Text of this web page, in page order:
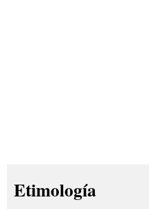
Etimología